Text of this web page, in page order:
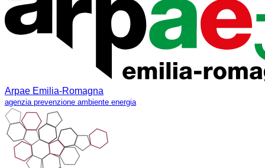
Arpae Emilia-Romagna
agenzia prevenzione ambiente energia